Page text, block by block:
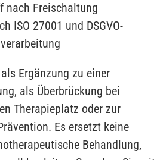
nach Freischaltung
ISO 27001 und DSGVO-
Ergänzung zu einer
als Überbrückung bei
Therapieplatz oder zur
Es ersetzt keine
Behandlung,